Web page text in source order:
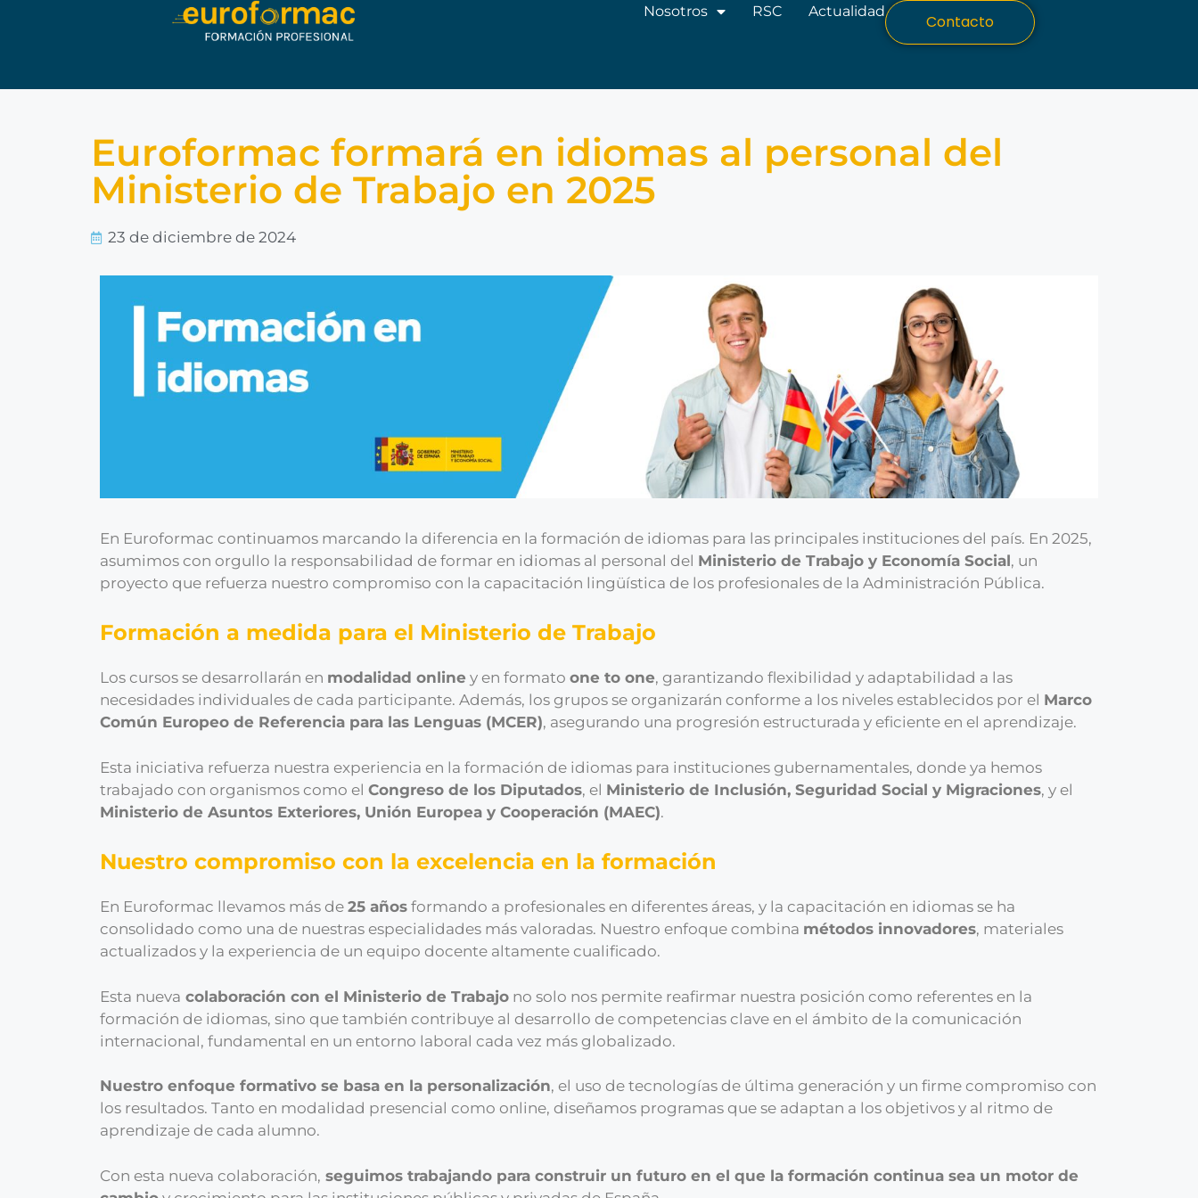
Nosotros RSC Actualidad
Contacto
Euroformac formará en idiomas al personal del
Ministerio de Trabajo en 2025
23 de diciembre de 2024
En Euroformac continuamos marcando la diferencia en la formación de idiomas para las principales instituciones del país. En 2025,
asumimos con orgullo la responsabilidad de formar en idiomas al personal del Ministerio de Trabajo y Economía Social, un
proyecto que refuerza nuestro compromiso con la capacitación lingüística de los profesionales de la Administración Pública.
Formación a medida para el Ministerio de Trabajo
Los cursos se desarrollarán en modalidad online y en formato one to one, garantizando flexibilidad y adaptabilidad a las
necesidades individuales de cada participante. Además, los grupos se organizarán conforme a los niveles establecidos por el Marco
Común Europeo de Referencia para las Lenguas (MCER), asegurando una progresión estructurada y eficiente en el aprendizaje.
Esta iniciativa refuerza nuestra experiencia en la formación de idiomas para instituciones gubernamentales, donde ya hemos
trabajado con organismos como el Congreso de los Diputados, el Ministerio de Inclusión, Seguridad Social y Migraciones, y el
Ministerio de Asuntos Exteriores, Unión Europea y Cooperación (MAEC).
Nuestro compromiso con la excelencia en la formación
En Euroformac llevamos más de 25 años formando a profesionales en diferentes áreas, y la capacitación en idiomas se ha
consolidado como una de nuestras especialidades más valoradas. Nuestro enfoque combina métodos innovadores, materiales
actualizados y la experiencia de un equipo docente altamente cualificado.
Esta nueva colaboración con el Ministerio de Trabajo no solo nos permite reafirmar nuestra posición como referentes en la
formación de idiomas, sino que también contribuye al desarrollo de competencias clave en el ámbito de la comunicación
internacional, fundamental en un entorno laboral cada vez más globalizado.
Nuestro enfoque formativo se basa en la personalización, el uso de tecnologías de última generación y un firme compromiso con
los resultados. Tanto en modalidad presencial como online, diseñamos programas que se adaptan a los objetivos y al ritmo de
aprendizaje de cada alumno.
Con esta nueva colaboración, seguimos trabajando para construir un futuro en el que la formación continua sea un motor de